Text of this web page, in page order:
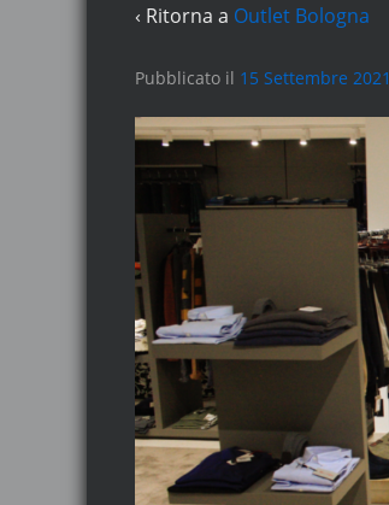
‹ Ritorna a Outlet Bologna
Pubblicato il 15 Settembre 2021